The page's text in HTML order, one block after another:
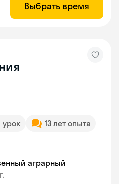
Выбрать время
урок
13 лет опыта
аграрный